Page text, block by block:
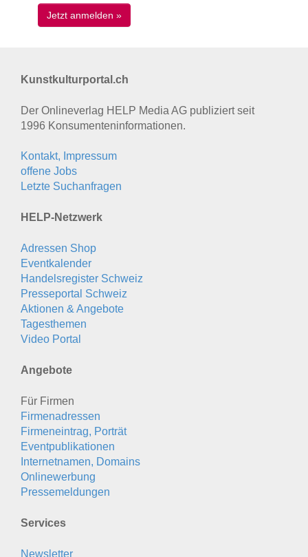
Kunstkulturportal.ch
Der Onlineverlag HELP Media AG publiziert seit
1996 Konsumenten­informationen.
Kontakt, Impressum
offene Jobs
Letzte Suchanfragen
HELP-Netzwerk
Adressen Shop
Eventkalender
Handelsregister Schweiz
Presseportal Schweiz
Aktionen & Angebote
Tagesthemen
Video Portal
Angebote
Für Firmen
Firmenadressen
Firmeneintrag, Porträt
Eventpublikationen
Internetnamen, Domains
Onlinewerbung
Pressemeldungen
Services
Newsletter